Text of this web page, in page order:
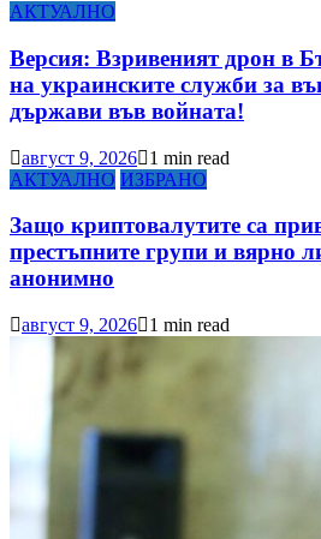
АКТУАЛНО
Версия: Взривеният дрон в
на украинските служби за
държави във войната!
август 9, 2026
1 min read
АКТУАЛНО ИЗБРАНО
Защо криптовалутите са
престъпните групи и вярно
анонимно
август 9, 2026 1 min read